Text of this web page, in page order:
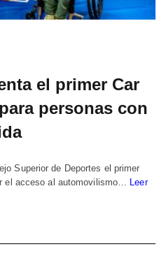
el primer Car
personas con
Superior de Deportes el primer
el acceso al automovilismo… Leer